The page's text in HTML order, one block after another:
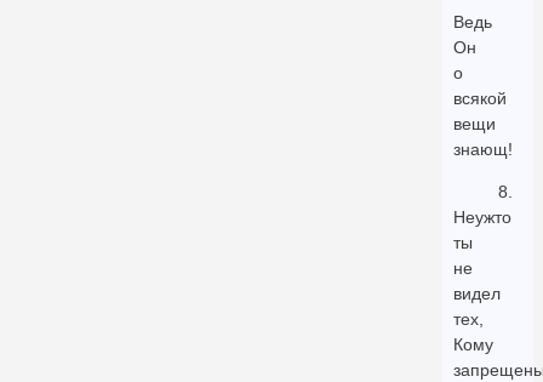
Ведь
Он
о
всякой
вещи
знающ!
8.
Неужто
ты
не
видел
тех,
Кому